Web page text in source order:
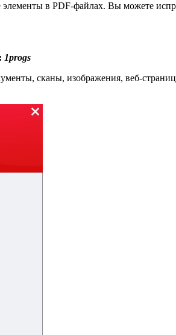
в PDF-файлах. Вы можете
1progs
сканы, изображения, веб-